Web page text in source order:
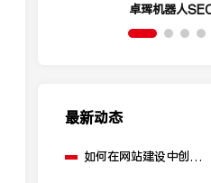
卓珲机器人
最新动态
如何在网站建设中创建